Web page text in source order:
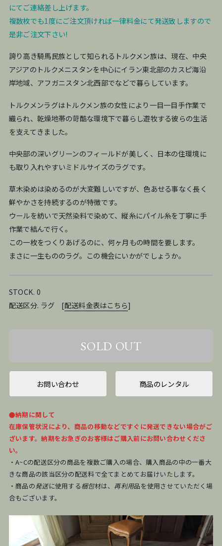
にてご連絡差し上げます。
複数枚でも1度にご注文頂ければ一律料金にて発送致しますので
是非ご注文下さい!
誇り高き騎馬民族として知られるトルクメン族は、現在、中央
アジアのトルクメニスタンを中心にイラン東北部のカスピ海沿
岸地域、アフガニスタン北西部でなどで暮らしています。
トルクメンラグはトルクメン族の女性により一目一目手作業で
織られ、乾燥地帯の苛酷な環境下で暮らし遊牧する彼らの生活
を支えてきました。
中央部の深いグリーンのフィールドが美しく、日本の住環境に
も取り入れやすいミドルサイズのラグです。
草木染めは染めるのが大変難しいですが、色あせる事なく長く
鮮やかさを持続するのが特徴です。
ウールを紡いで天然染料で染めて、縦糸にパイル糸を丁寧に手
作業で結んで行く。
この一枚をつくりあげるのに、何ヶ月もの時間を要します。
まさに一生もののラグ。この機会にいかがでしょうか。
STOCK. 0
配送区分. ラグ [配送料金表はこちら]
お問い合わせ 商品のレンタル
●納期に関して
在庫保管状況により、商品の移動などですぐに発送できない場合がご
ざいます。納期をお急ぎのお客様はご購入前にお問い合わせくださ
い。
・A~Cの配送区分の商品を複数ご購入の場合、購入商品の中の一番大
きな商品の該当区分の配送料で全てまとめてお届けいたします。
・商品の発送に使用する梱包材は、 再利用品を使用させていただく場
合もございます。